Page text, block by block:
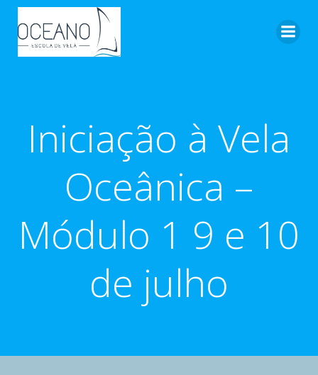
Iniciação à Vela
Oceânica –
Módulo 1 9 e 10
de julho